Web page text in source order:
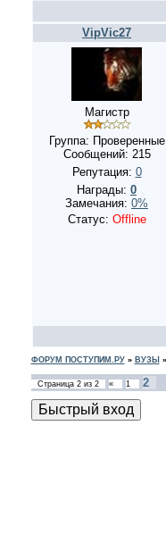
VipVic27
Магистр
Группа: Проверенные
Сообщений: 215
Репутация: 0
Награды: 0
Замечания: 0%
Статус: Offline
ФОРУМ ПОСТУПИМ.РУ» ВУЗЫ »
Страница 2из 2 « 1 2